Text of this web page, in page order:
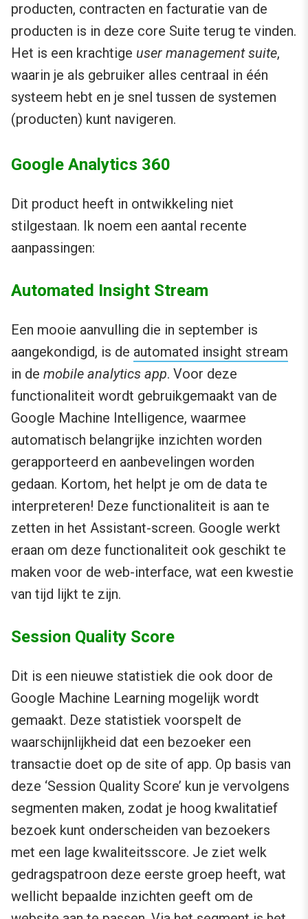
producten, contracten en facturatie van de
producten is in deze core Suite terug te vinden.
Het is een krachtige user management suite,
waarin je als gebruiker alles centraal in één
systeem hebt en je snel tussen de systemen
(producten) kunt navigeren.
Google Analytics 360
Dit product heeft in ontwikkeling niet
stilgestaan. Ik noem een aantal recente
aanpassingen:
Automated Insight Stream
Een mooie aanvulling die in september is
aangekondigd, is de automated insight stream
in de mobile analytics app. Voor deze
functionaliteit wordt gebruikgemaakt van de
Google Machine Intelligence, waarmee
automatisch belangrijke inzichten worden
gerapporteerd en aanbevelingen worden
gedaan. Kortom, het helpt je om de data te
interpreteren! Deze functionaliteit is aan te
zetten in het Assistant-screen. Google werkt
eraan om deze functionaliteit ook geschikt te
maken voor de web-interface, wat een kwestie
van tijd lijkt te zijn.
Session Quality Score
Dit is een nieuwe statistiek die ook door de
Google Machine Learning mogelijk wordt
gemaakt. Deze statistiek voorspelt de
waarschijnlijkheid dat een bezoeker een
transactie doet op de site of app. Op basis van
deze ‘Session Quality Score’ kun je vervolgens
segmenten maken, zodat je hoog kwalitatief
bezoek kunt onderscheiden van bezoekers
met een lage kwaliteitsscore. Je ziet welk
gedragspatroon deze eerste groep heeft, wat
wellicht bepaalde inzichten geeft om de